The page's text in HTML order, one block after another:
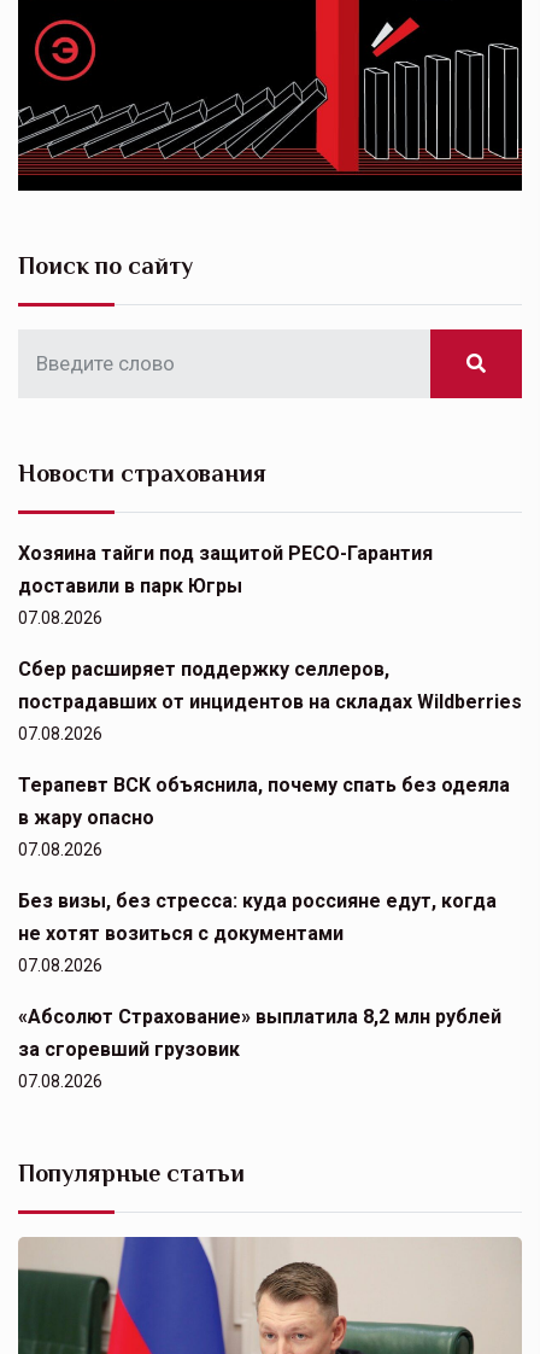
Поиск по сайту
Новости страхования
Хозяина тайги под защитой РЕСО-Гарантия
доставили в парк Югры
07.08.2026
Сбер расширяет поддержку селлеров,
пострадавших от инцидентов на складах Wildberries
07.08.2026
Терапевт ВСК объяснила, почему спать без одеяла
в жару опасно
07.08.2026
Без визы, без стресса: куда россияне едут, когда
не хотят возиться с документами
07.08.2026
«Абсолют Страхование» выплатила 8,2 млн рублей
за сгоревший грузовик
07.08.2026
Популярные статьи